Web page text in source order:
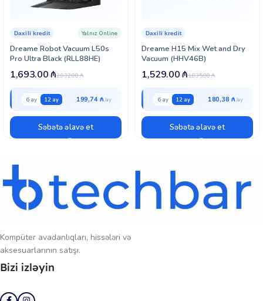
Dreame Robot Vacuum L50s
Pro Ultra Black (RLL88HE)
Daxili kredit Yalnız Online
2,032.00₼
1,693.00₼
6 ay 12 ay 199,74 ₼
Səbətə əlavə et
Dreame H15 Mix Wet and Dry
Vacuum (HHV46B)
Daxili kredit
1,835.00₼
1,529.00₼
6 ay 12 ay 180,38 ₼
Səbətə əlavə et
Kompüter avadanlıqları, hissələri və
aksesuarlarının satışı.
Bizi izləyin